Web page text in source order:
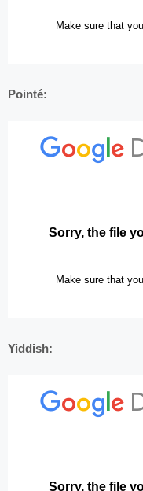
Pointé:
Yiddish: